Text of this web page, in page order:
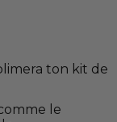
ton kit de
le